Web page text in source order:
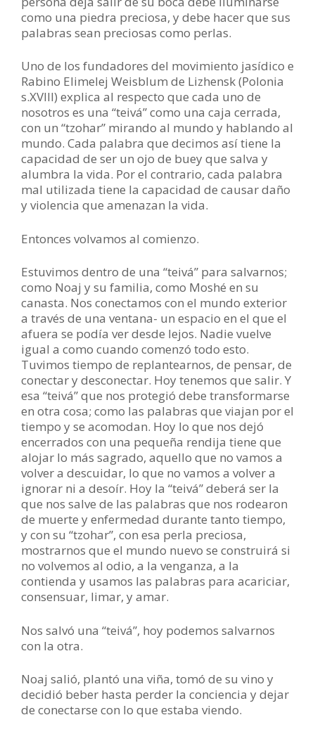
como una piedra preciosa, y debe hacer que sus
palabras sean preciosas como perlas.
Uno de los fundadores del movimiento jasídico e
Rabino Elimelej Weisblum de Lizhensk (Polonia
s.XVIII) explica al respecto que cada uno de
nosotros es una “teivá” como una caja cerrada,
con un “tzohar” mirando al mundo y hablando al
mundo. Cada palabra que decimos así tiene la
capacidad de ser un ojo de buey que salva y
alumbra la vida. Por el contrario, cada palabra
mal utilizada tiene la capacidad de causar daño
y violencia que amenazan la vida.
Entonces volvamos al comienzo.
Estuvimos dentro de una “teivá” para salvarnos;
como Noaj y su familia, como Moshé en su
canasta. Nos conectamos con el mundo exterior
a través de una ventana- un espacio en el que el
afuera se podía ver desde lejos. Nadie vuelve
igual a como cuando comenzó todo esto.
Tuvimos tiempo de replantearnos, de pensar, de
conectar y desconectar. Hoy tenemos que salir. Y
esa “teivá” que nos protegió debe transformarse
en otra cosa; como las palabras que viajan por el
tiempo y se acomodan. Hoy lo que nos dejó
encerrados con una pequeña rendija tiene que
alojar lo más sagrado, aquello que no vamos a
volver a descuidar, lo que no vamos a volver a
ignorar ni a desoír. Hoy la “teivá” deberá ser la
que nos salve de las palabras que nos rodearon
de muerte y enfermedad durante tanto tiempo,
y con su “tzohar”, con esa perla preciosa,
mostrarnos que el mundo nuevo se construirá si
no volvemos al odio, a la venganza, a la
contienda y usamos las palabras para acariciar,
consensuar, limar, y amar.
Nos salvó una “teivá”, hoy podemos salvarnos
con la otra.
Noaj salió, plantó una viña, tomó de su vino y
decidió beber hasta perder la conciencia y dejar
de conectarse con lo que estaba viendo.